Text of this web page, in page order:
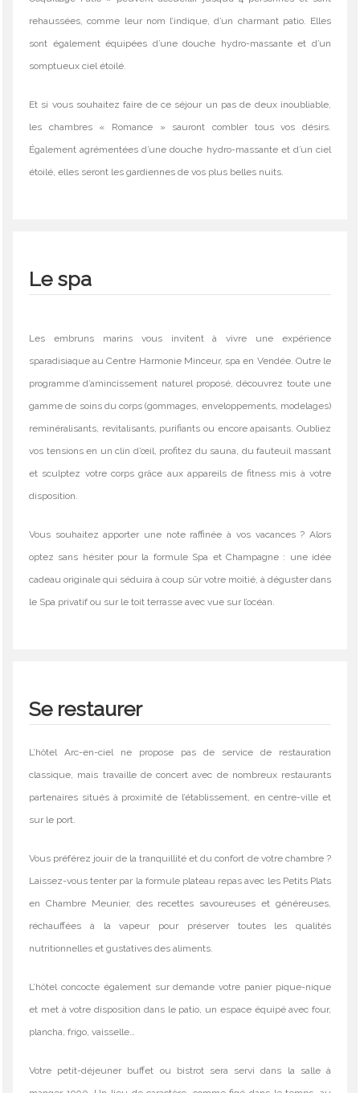
rehaussées, comme leur nom l’indique, d’un charmant patio. Elles
sont également équipées d’une douche hydro-massante et d’un
somptueux ciel étoilé.
Et si vous souhaitez faire de ce séjour un pas de deux inoubliable,
les chambres « Romance » sauront combler tous vos désirs.
Également agrémentées d’une douche hydro-massante et d’un ciel
étoilé, elles seront les gardiennes de vos plus belles nuits.
Le spa
Les embruns marins vous invitent à vivre une expérience
sparadisiaque au Centre Harmonie Minceur, spa en Vendée. Outre le
programme d’amincissement naturel proposé, découvrez toute une
gamme de soins du corps (gommages, enveloppements, modelages)
reminéralisants, revitalisants, purifiants ou encore apaisants. Oubliez
vos tensions en un clin d’œil, profitez du sauna, du fauteuil massant
et sculptez votre corps grâce aux appareils de fitness mis à votre
disposition.
Vous souhaitez apporter une note raffinée à vos vacances ? Alors
optez sans hésiter pour la formule Spa et Champagne : une idée
cadeau originale qui séduira à coup sûr votre moitié, à déguster dans
le Spa privatif ou sur le toit terrasse avec vue sur l’océan.
Se restaurer
L’hôtel Arc-en-ciel ne propose pas de service de restauration
classique, mais travaille de concert avec de nombreux restaurants
partenaires situés à proximité de l’établissement, en centre-ville et
sur le port.
Vous préférez jouir de la tranquillité et du confort de votre chambre ?
Laissez-vous tenter par la formule plateau repas avec les Petits Plats
en Chambre Meunier, des recettes savoureuses et généreuses,
réchauffées à la vapeur pour préserver toutes les qualités
nutritionnelles et gustatives des aliments.
L’hôtel concocte également sur demande votre panier pique-nique
et met à votre disposition dans le patio, un espace équipé avec four,
plancha, frigo, vaisselle…
Votre petit-déjeuner buffet ou bistrot sera servi dans la salle à